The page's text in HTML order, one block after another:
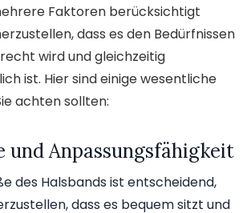
Faktoren berücksichtigt
dass es den Bedürfnissen
wird und gleichzeitig
ist. Hier sind einige wesentliche
achten sollten:
und Anpassungsfähigkeit
des Halsbands ist entscheidend,
dass es bequem sitzt und